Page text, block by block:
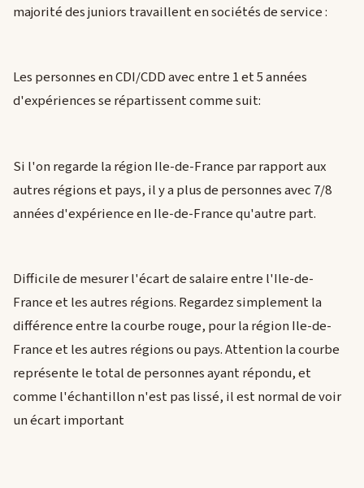
majorité des juniors travaillent en sociétés de service :
Les personnes en CDI/CDD avec entre 1 et 5 années
d'expériences se répartissent comme suit:
Si l'on regarde la région Ile-de-France par rapport aux
autres régions et pays, il y a plus de personnes avec 7/8
années d'expérience en Ile-de-France qu'autre part.
Difficile de mesurer l'écart de salaire entre l'Ile-de-
France et les autres régions. Regardez simplement la
différence entre la courbe rouge, pour la région Ile-de-
France et les autres régions ou pays. Attention la courbe
représente le total de personnes ayant répondu, et
comme l'échantillon n'est pas lissé, il est normal de voir
un écart important